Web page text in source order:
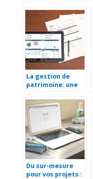
competences
La gestion de
patrimoine: une
annees a venir
Du sur-mesure
pour vos projets :